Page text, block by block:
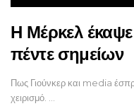
Η Μέρκελ
πέντε σημείων
Πως Γιούνκερ και media
χειρισμό. …